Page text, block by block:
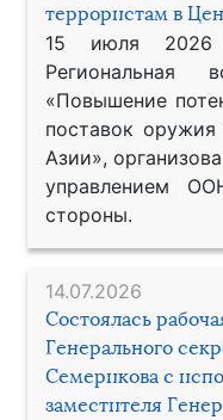
террористам в
15 июля
Региональная
«Повышение
поставок
Азии»,
управлением
стороны.
14.07.2026
Состоялась
Генерального
Семерикова с
заместителя